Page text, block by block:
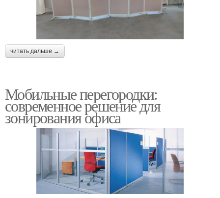
читать дальше →
Мобильные перегородки:
современное решение для
зонирования офиса